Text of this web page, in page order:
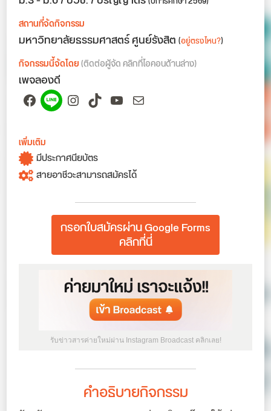
สถานที่จัดกิจกรรม
มหาวิทยาลัยธรรมศาสตร์ ศูนย์รังสิต(อยู่ตรงไหน?)
กิจกรรมนี้จัดโดย(ติดต่อผู้จัด คลิกที่ไอคอนด้านล่าง)
เพจลองดี
Facebook
SpotifyInstagram
TikTokYouTube
Mail
เพิ่มเติม
มีประกาศนียบัตร
สายอาชีวะสามารถสมัครได้
กรอกใบสมัครผ่าน Google Forms
คลิกที่นี่
รับข่าวสารค่ายใหม่ผ่าน Instagram Broadcast คลิกเลย!
คำอธิบายกิจกรรม